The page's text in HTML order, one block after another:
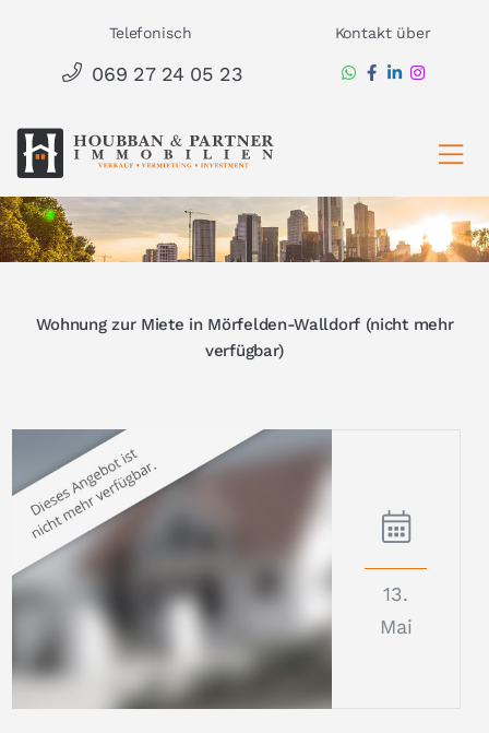
springen
Telefonisch
069 27 24 05 23
Kontakt über
Wohnung zur Miete in Mörfelden-Walldorf (nicht mehr
verfügbar)
13.
Mai